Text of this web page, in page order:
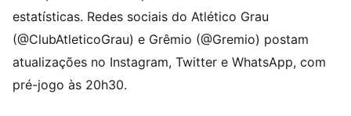
estatísticas. Redes sociais do Atlético Grau
(@ClubAtleticoGrau) e Grêmio (@Gremio) postam
atualizações no Instagram, Twitter e WhatsApp, com
pré-jogo às 20h30.